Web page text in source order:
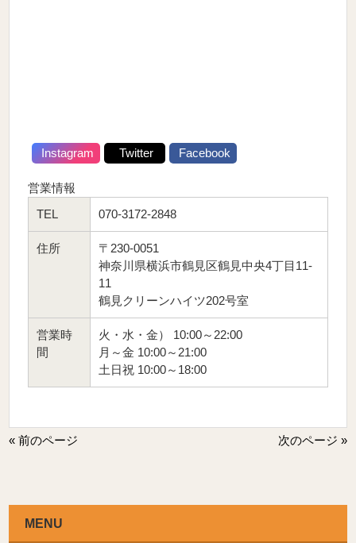
Instagram Twitter Facebook
営業情報
TEL
070-3172-2848
住所
〒230-0051
神奈川県横浜市鶴見区鶴見中央4丁目11-
11
鶴見クリーンハイツ202号室
営業時
間
火・水・金） 10:00～22:00
月～金 10:00～21:00
土日祝 10:00～18:00
« 前のページ 次のページ »
MENU